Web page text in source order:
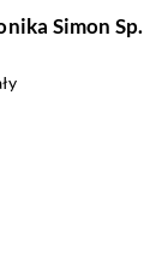
Simon Sp.